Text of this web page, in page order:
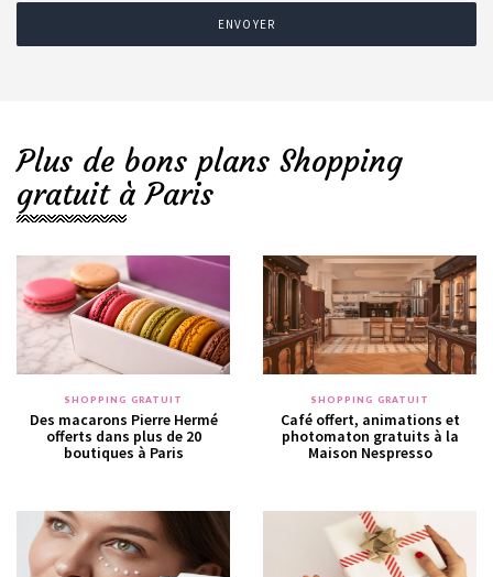
ENVOYER
Plus de bons plans Shopping
gratuit à Paris
SHOPPING GRATUIT
Des macarons Pierre Hermé
offerts dans plus de 20
boutiques à Paris
SHOPPING GRATUIT
Café offert, animations et
photomaton gratuits à la
Maison Nespresso